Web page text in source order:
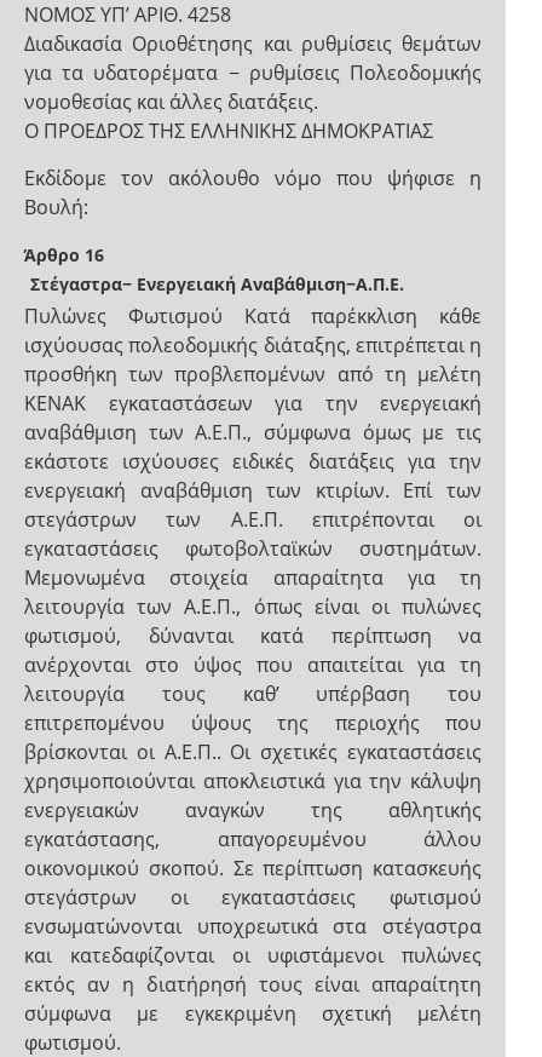
ΝΟΜΟΣ ΥΠ’ ΑΡΙΘ. 4258
Διαδικασία Οριοθέτησης και ρυθμίσεις θεμάτων
για τα υδατορέματα − ρυθμίσεις Πολεοδομικής
νομοθεσίας και άλλες διατάξεις.
Ο ΠΡΟΕΔΡΟΣ ΤΗΣ ΕΛΛΗΝΙΚΗΣ ΔΗΜΟΚΡΑΤΙΑΣ
Εκδίδομε τον ακόλουθο νόμο που ψήφισε η
Βουλή:
Άρθρο 16
Στέγαστρα− Ενεργειακή Αναβάθμιση−Α.Π.Ε.
Πυλώνες Φωτισμού Κατά παρέκκλιση κάθε
ισχύουσας πολεοδομικής διάταξης, επιτρέπεται η
προσθήκη των προβλεπομένων από τη μελέτη
ΚΕΝΑΚ εγκαταστάσεων για την ενεργειακή
αναβάθμιση των Α.Ε.Π., σύμφωνα όμως με τις
εκάστοτε ισχύουσες ειδικές διατάξεις για την
ενεργειακή αναβάθμιση των κτιρίων. Επί των
στεγάστρων των Α.Ε.Π. επιτρέπονται οι
εγκαταστάσεις φωτοβολταϊκών συστημάτων.
Μεμονωμένα στοιχεία απαραίτητα για τη
λειτουργία των Α.Ε.Π., όπως είναι οι πυλώνες
φωτισμού, δύνανται κατά περίπτωση να
ανέρχονται στο ύψος που απαιτείται για τη
λειτουργία τους καθ’ υπέρβαση του
επιτρεπομένου ύψους της περιοχής που
βρίσκονται οι Α.Ε.Π.. Οι σχετικές εγκαταστάσεις
χρησιμοποιούνται αποκλειστικά για την κάλυψη
ενεργειακών αναγκών της αθλητικής
εγκατάστασης, απαγορευμένου άλλου
οικονομικού σκοπού. Σε περίπτωση κατασκευής
στεγάστρων οι εγκαταστάσεις φωτισμού
ενσωματώνονται υποχρεωτικά στα στέγαστρα
και κατεδαφίζονται οι υφιστάμενοι πυλώνες
εκτός αν η διατήρησή τους είναι απαραίτητη
σύμφωνα με εγκεκριμένη σχετική μελέτη
φωτισμού.